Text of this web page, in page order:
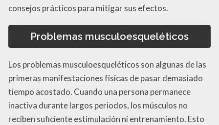
consejos prácticos para mitigar sus efectos.
Problemas musculoesqueléticos
Los problemas musculoesqueléticos son algunas de las
primeras manifestaciones físicas de pasar demasiado
tiempo acostado. Cuando una persona permanece
inactiva durante largos periodos, los músculos no
reciben suficiente estimulación ni entrenamiento. Esto